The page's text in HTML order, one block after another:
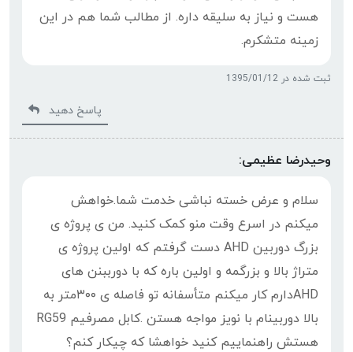
هست و نیاز به سلیقه داره. از مطالب شما هم در این
زمینه متشکرم.
ثبت شده در 1395/01/12
پاسخ دهید
وحیدرضا عظیمی:
سلام و عرض خسته نباشی خدمت شما.خواهش
میکنم در اسرع وقت منو کمک کنید. من ی پروژه ی
بزرگ دوربین AHD دست گرفتم که اولین پروژه ی
متراژ بالا و بزرگمه و اولین باره که با دورببنن های
AHDدارم کار میکنم متأسفانه تو فاصله ی ۳۰۰متر به
بالا دوربینام با نویز مواجه هستن .کابل مصرفیم RG59
هستش راهنماییم کنید خواهشا که چیکار کنم؟